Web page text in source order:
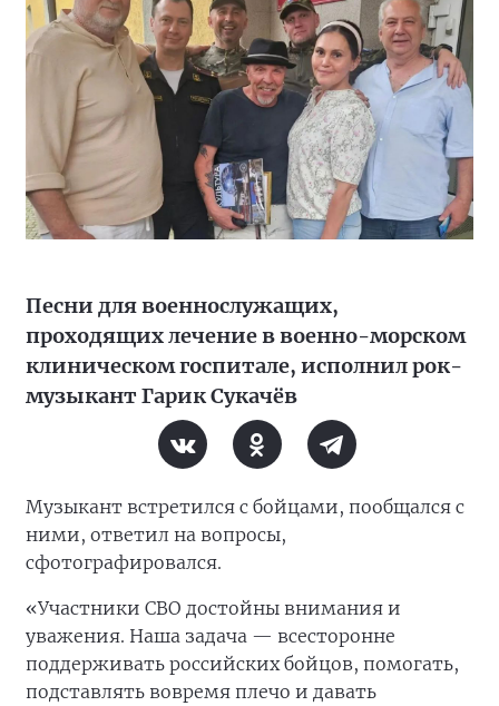
Песни для военнослужащих,
проходящих лечение в военно-морском
клиническом госпитале, исполнил рок-
музыкант Гарик Сукачёв
Музыкант встретился с бойцами, пообщался с
ними, ответил на вопросы,
сфотографировался.
«Участники СВО достойны внимания и
уважения. Наша задача — всесторонне
поддерживать российских бойцов, помогать,
подставлять вовремя плечо и давать